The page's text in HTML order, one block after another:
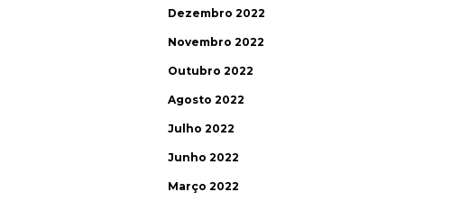
Dezembro 2022
Novembro 2022
Outubro 2022
Agosto 2022
Julho 2022
Junho 2022
Março 2022